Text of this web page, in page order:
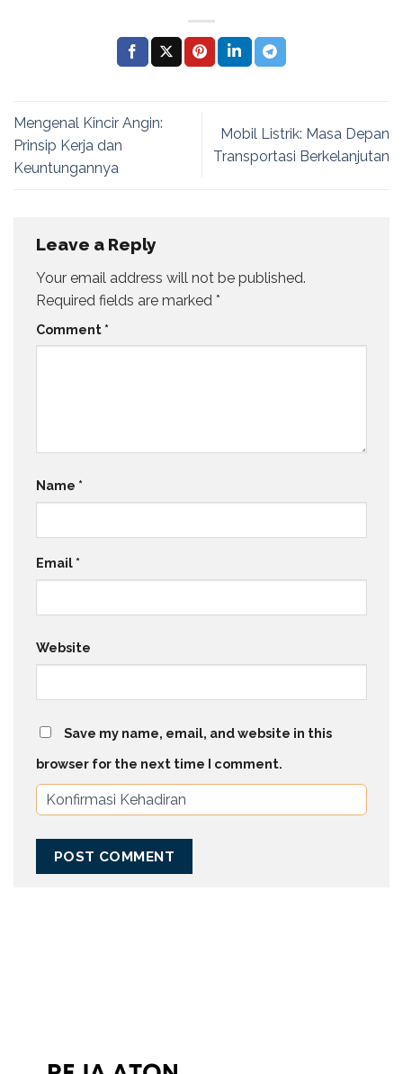
Mengenal Kincir Angin:
Prinsip Kerja dan
Keuntungannya
Mobil Listrik: Masa Depan
Transportasi Berkelanjutan
Leave a Reply
Your email address will not be published.
Required fields are marked *
Comment *
Name *
Email *
Website
Save my name, email, and website in this
browser for the next time I comment.